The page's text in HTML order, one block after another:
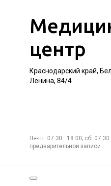
центр
Краснодарский край,
Ленина, 84/4
Пн-пт: 07:30—18:00; сб:
предварительной записи